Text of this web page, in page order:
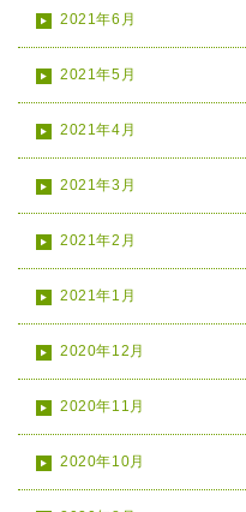
2021年6月
2021年5月
2021年4月
2021年3月
2021年2月
2021年1月
2020年12月
2020年11月
2020年10月